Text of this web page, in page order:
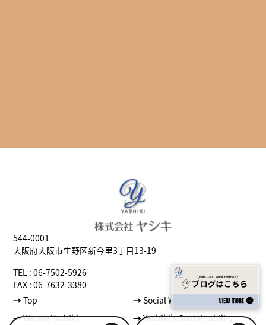
544-0001
大阪府大阪市生野区新今里3丁目13-19
TEL : 06-7502-5926
FAX : 06-7632-3380
→Top →Social Well-being
→We are Yashiki →Yashiki’s Sustainability